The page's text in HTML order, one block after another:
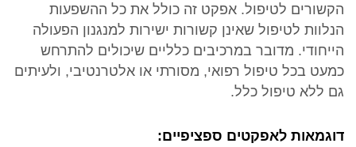
הקשורים לטיפול. אפקט זה כולל את כל ההשפעות
הנלוות לטיפול שאינן קשורות ישירות למנגנון הפעולה
הייחודי. מדובר במרכיבים כלליים שיכולים להתרחש
כמעט בכל טיפול רפואי, מסורתי או אלטרנטיבי, ולעיתים
גם ללא טיפול כלל.
דוגמאות לאפקטים ספציפיים: